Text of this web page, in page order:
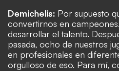
Demichelis: Por supuesto
convertirnos en
desarrollar el talento.
pasada, ocho de nuestros
en profesionales en
orgulloso de eso. Para mí,